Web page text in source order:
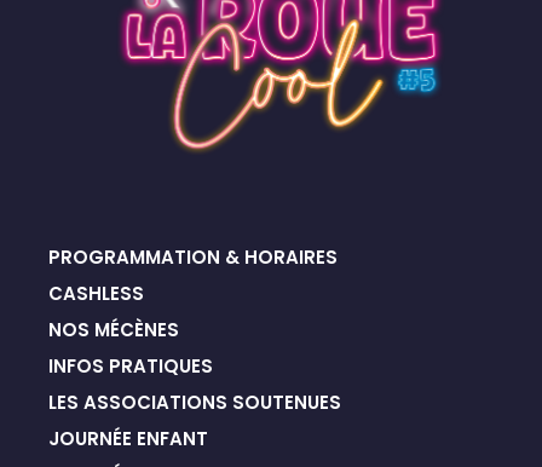
PROGRAMMATION & HORAIRES
CASHLESS
NOS MÉCÈNES
INFOS PRATIQUES
LES ASSOCIATIONS SOUTENUES
JOURNÉE ENFANT